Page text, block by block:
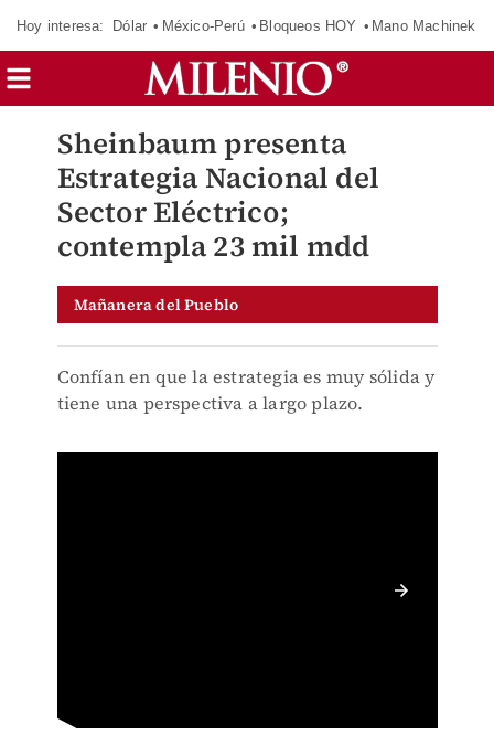
Hoy interesa: Dólar México-Perú Bloqueos HOY Mano Machinek
Sheinbaum presenta
Estrategia Nacional del
Sector Eléctrico;
contempla 23 mil mdd
Mañanera del Pueblo
Confían en que la estrategia es muy sólida y
tiene una perspectiva a largo plazo.